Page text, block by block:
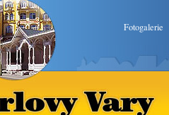
Fotogalerie
Karlovy Vary